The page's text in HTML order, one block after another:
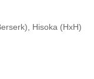
Hisoka (HxH)